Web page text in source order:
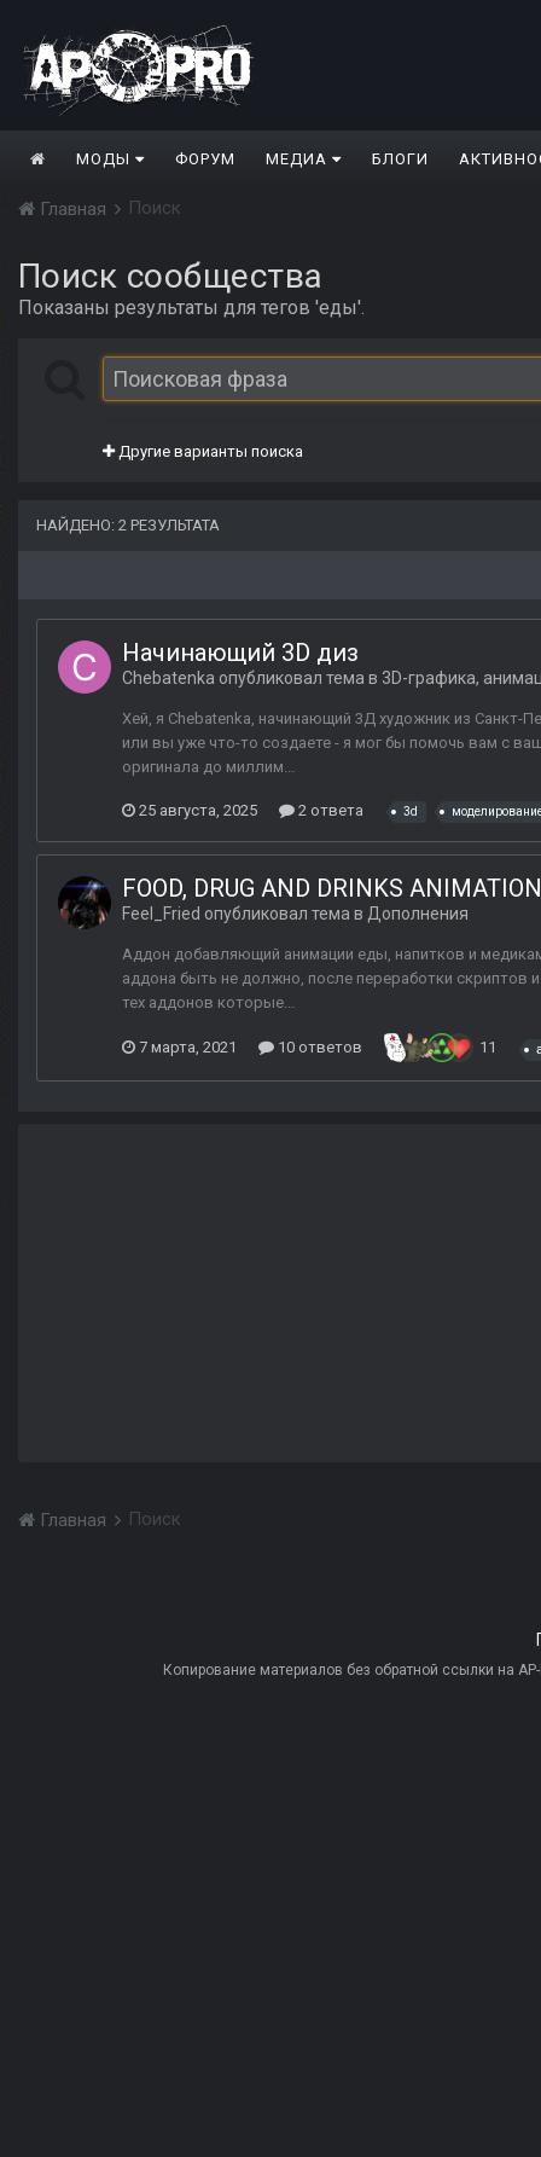
МОДЫ ФОРУМ МЕДИА БЛОГИ
Главная Поиск
Поиск сообщества
Показаны результаты для тегов 'еды'.
Другие варианты поиска
НАЙДЕНО: 2 РЕЗУЛЬТАТА
Начинающий 3D диз
Chebatenka опубликовал тема в 3D-графика,
Хей, я Chebatenka, начинающий 3Д художник из Санкт-
или вы уже что-то создаете - я мог бы помочь вам с
оригинала до миллим...
25 августа, 2025 2 ответа 3d
FOOD, DRUG AND DRINKS
Feel_Fried опубликовал тема в Дополнения
Аддон добавляющий анимации еды, напитков и
аддона быть не должно, после переработки
тех аддонов которые...
7 марта, 2021 10 ответов 11
Главная Поиск
Копирование материалов без обратной ссылки на